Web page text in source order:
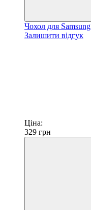
Чохол для
Залишити відгук
Ціна:
329 грн